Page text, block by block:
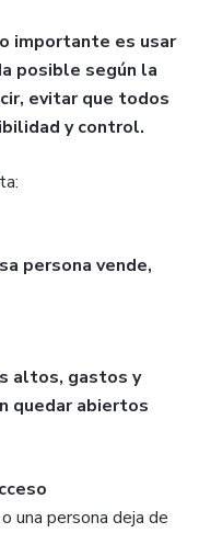
importante es usar
posible según la
evitar que todos
y control.
persona vende,
altos, gastos y
quedar abiertos
una persona deja de